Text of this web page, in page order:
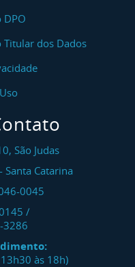
DPO
Titular dos Dados
São Judas
Santa Catarina
0045
/
3286
às 18h)